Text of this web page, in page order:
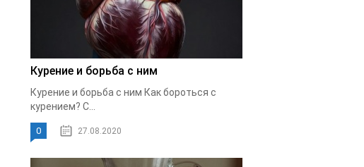
Курение и борьба с ним
Курение и борьба с ним Как бороться с
курением? С...
0 27.08.2020